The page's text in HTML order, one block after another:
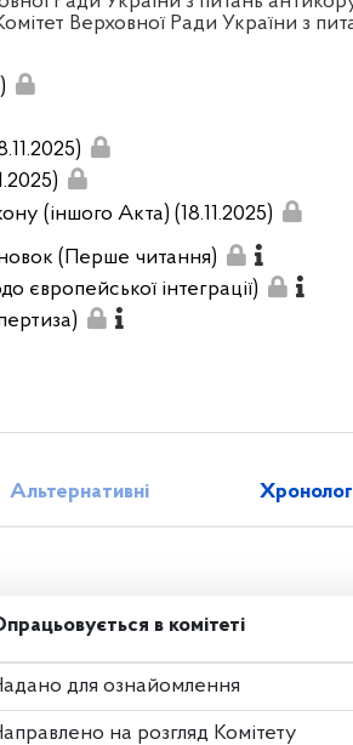
Верховної Ради України з
(іншого Акта) (18.11.2025)
(Перше читання)
європейської інтеграції)
Альтернативні
в комітеті
для ознайомлення
на розгляд Комітету